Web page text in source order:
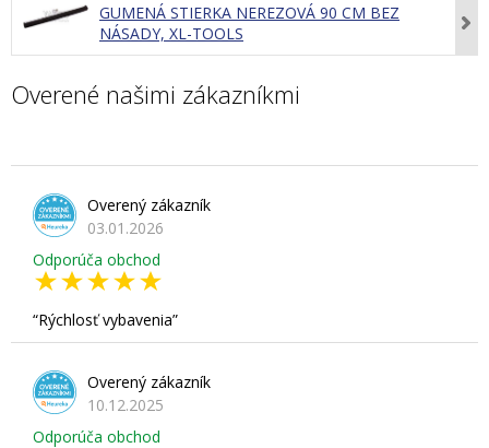
GUMENÁ STIERKA NEREZOVÁ 90 CM BEZ
NÁSADY, XL-TOOLS
Overené našimi zákazníkmi
Overený zákazník
03.01.2026
Odporúča obchod
Rýchlosť vybavenia
Overený zákazník
10.12.2025
Odporúča obchod